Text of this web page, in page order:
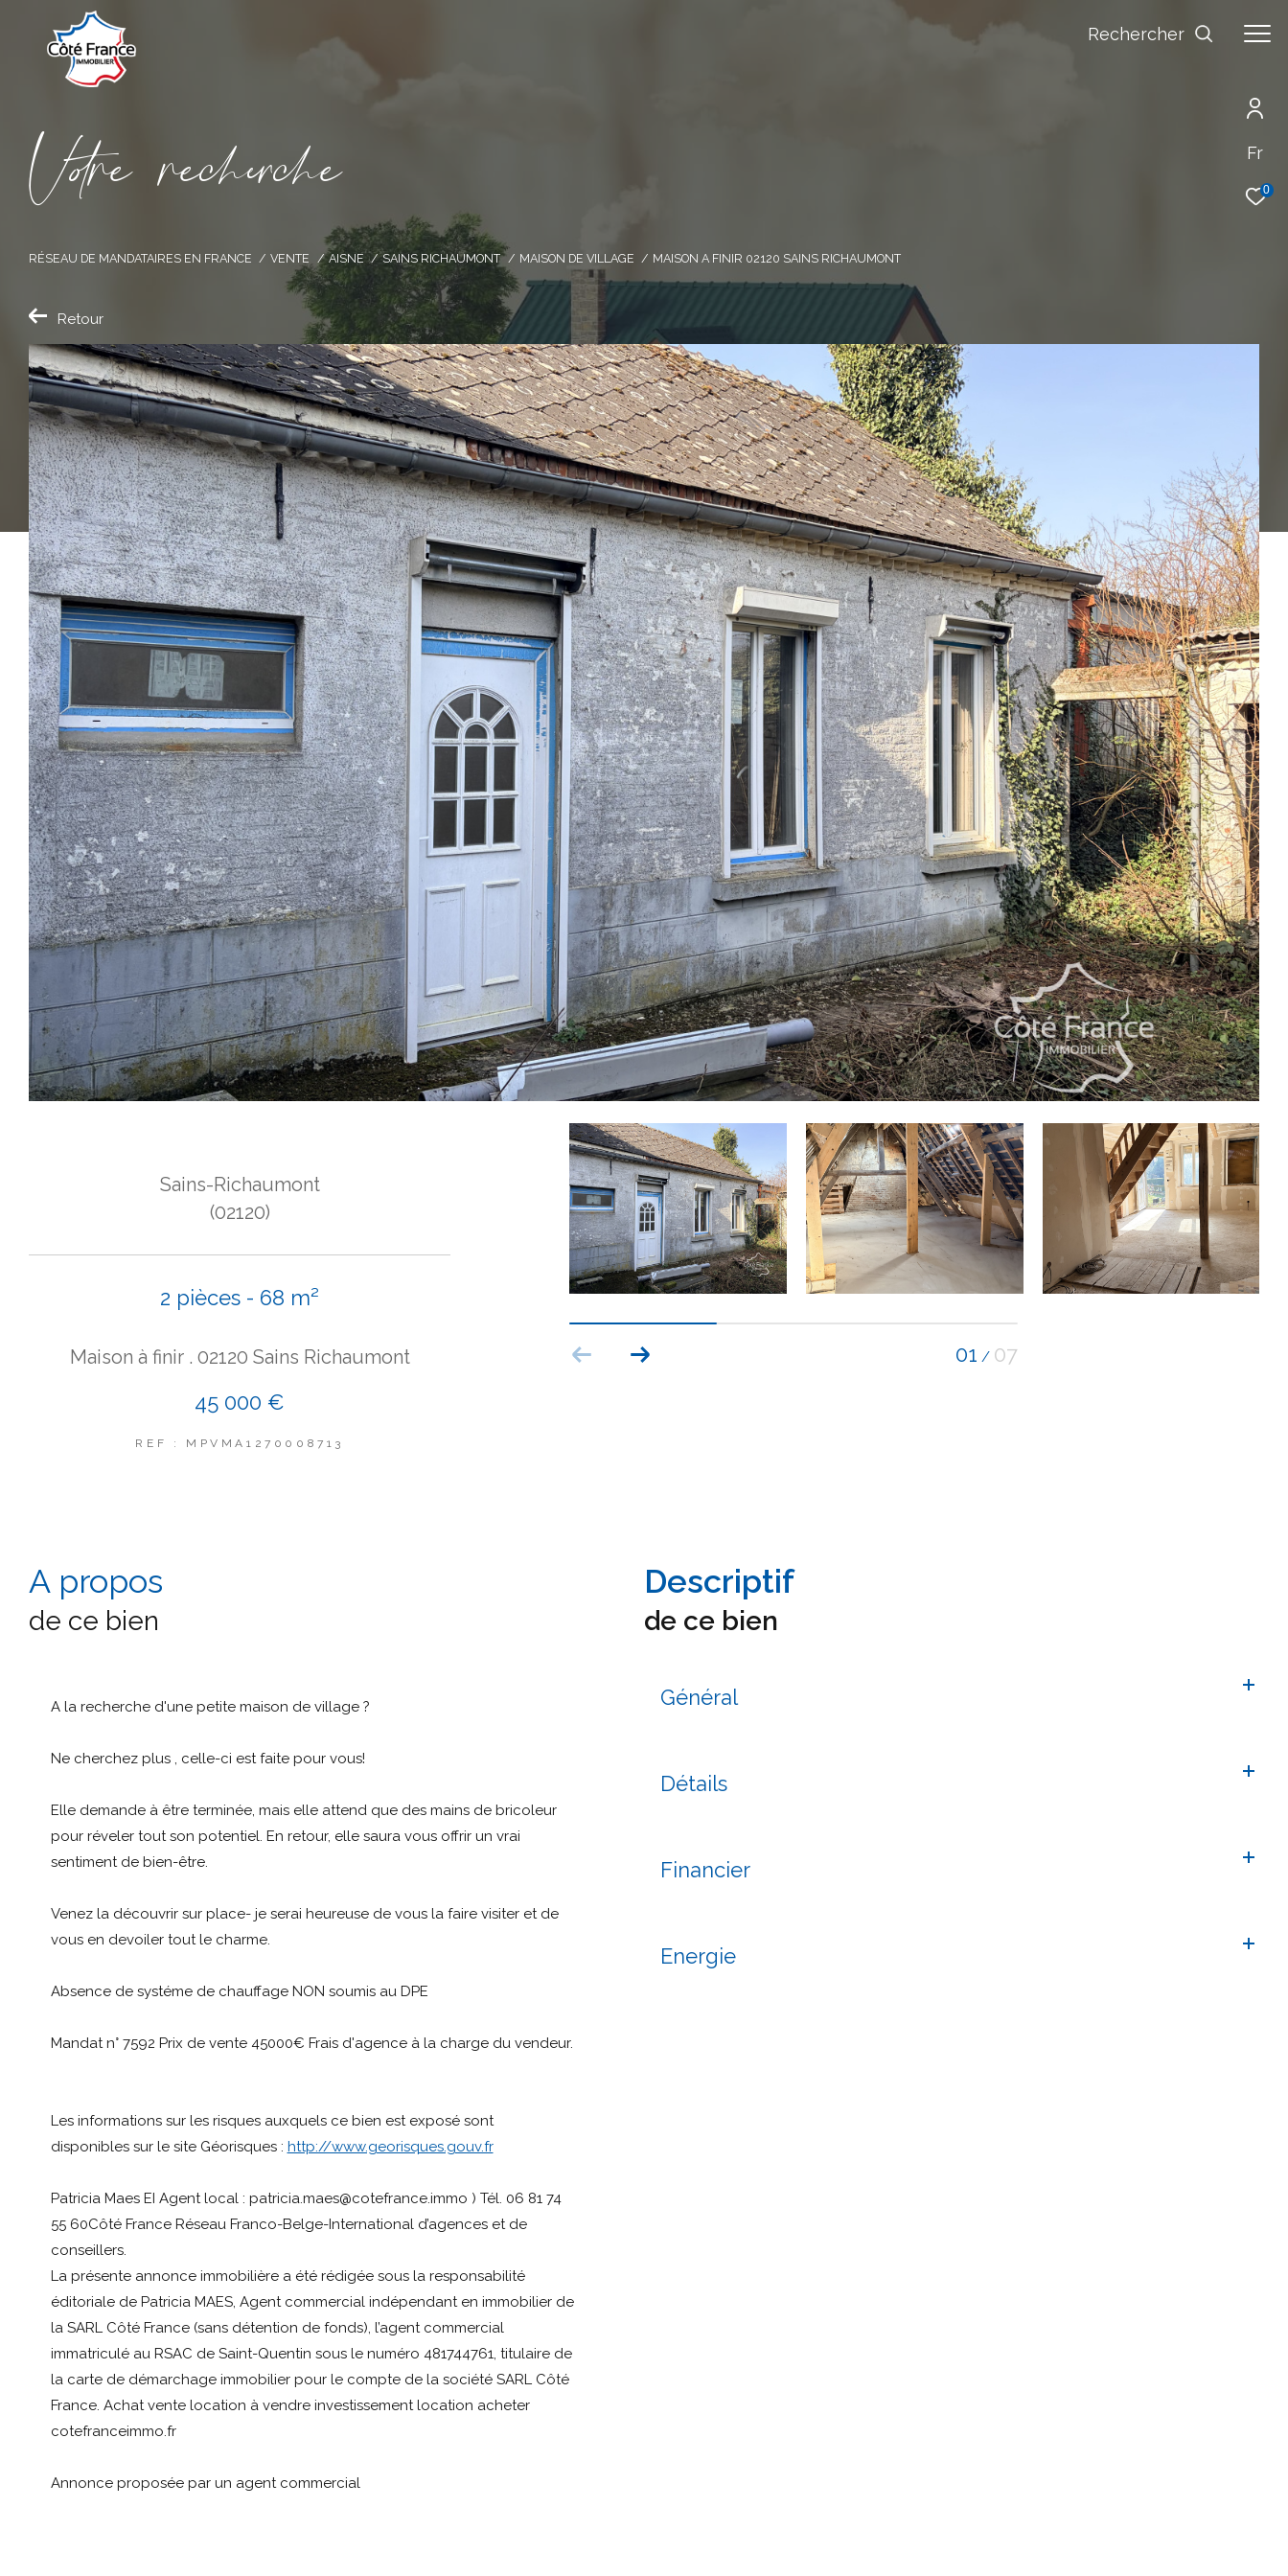
Fr
0
Rechercher
Vore recece
RÉSEAU DE MANDATAIRES EN FRANCE VENTE AISNE SAINS RICHAUMONT MAISON DE VILLAGE MAISON A FINIR 02120 SAINS RICHAUMONT
Retour
01 / 07
Sains-Richaumont
(02120)
2 pièces - 68 m²
Maison à finir . 02120 Sains Richaumont
45 000 €
REF : MPVMA1270008713
a propos
de ce bien
A la recherche d'une petite maison de village ?
Ne cherchez plus , celle-ci est faite pour vous!
Elle demande à être terminée, mais elle attend que des mains de bricoleur
pour réveler tout son potentiel. En retour, elle saura vous offrir un vrai
sentiment de bien-être.
Venez la découvrir sur place- je serai heureuse de vous la faire visiter et de
vous en devoiler tout le charme.
Absence de systéme de chauffage NON soumis au DPE
Mandat n° 7592 Prix de vente 45000€ Frais d'agence à la charge du vendeur.
Les informations sur les risques auxquels ce bien est exposé sont
disponibles sur le site Géorisques : http://www.georisques.gouv.fr
Patricia Maes EI Agent local : patricia.maes@cotefrance.immo ) Tél. 06 81 74
55 60Côté France Réseau Franco-Belge-International d’agences et de
conseillers.
La présente annonce immobilière a été rédigée sous la responsabilité
éditoriale de Patricia MAES, Agent commercial indépendant en immobilier de
la SARL Côté France (sans détention de fonds), l’agent commercial
immatriculé au RSAC de Saint-Quentin sous le numéro 481744761, titulaire de
la carte de démarchage immobilier pour le compte de la société SARL Côté
France. Achat vente location à vendre investissement location acheter
cotefranceimmo.fr
Annonce proposée par un agent commercial
descriptif
de ce bien
Général
Détails
Financier
Energie